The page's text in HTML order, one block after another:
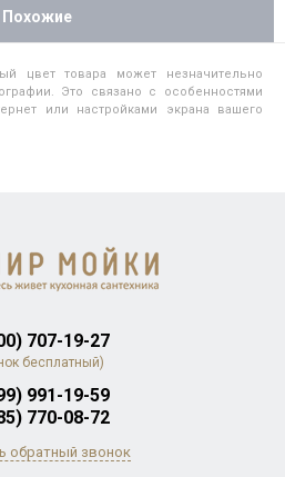
Похожие
цвет товара может незначительно
Это связано с особенностями
или настройками экрана вашего
707-19-27
бесплатный)
991-19-59
770-08-72
обратный звонок